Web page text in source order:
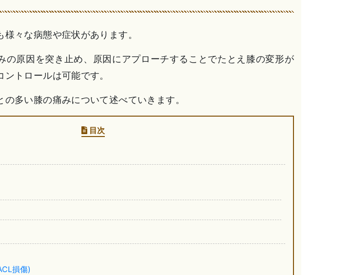
々な病態や症状があります。
の原因を突き止め、原因にアプローチすることでたとえ膝の変形が
トロールは可能です。
多い膝の痛みについて述べていきます。
目次
損傷)